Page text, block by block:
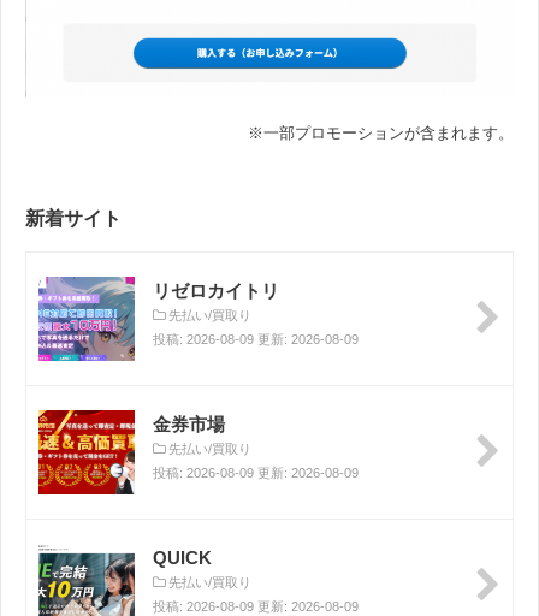
※一部プロモーションが含まれます。
新着サイト
リゼロカイトリ
先払い/買取り
投稿: 2026-08-09 更新: 2026-08-09
金券市場
先払い/買取り
投稿: 2026-08-09 更新: 2026-08-09
QUICK
先払い/買取り
投稿: 2026-08-09 更新: 2026-08-09